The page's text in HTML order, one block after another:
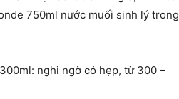
750ml nước muối sinh lý trong
nghi ngờ có hẹp, từ 300 –